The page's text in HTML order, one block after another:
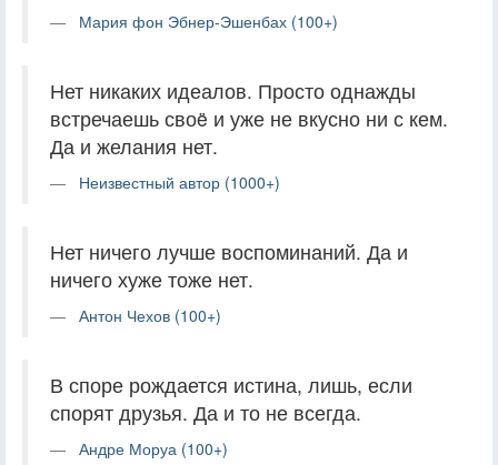
Мария фон Эбнер-Эшенбах (100+)
Нет никаких идеалов. Просто однажды
встречаешь своë и уже не вкусно ни с кем.
Да и желания нет.
Неизвестный автор (1000+)
Нет ничего лучше воспоминаний. Да и
ничего хуже тоже нет.
Антон Чехов (100+)
В споре рождается истина, лишь, если
спорят друзья. Да и то не всегда.
Андре Моруа (100+)